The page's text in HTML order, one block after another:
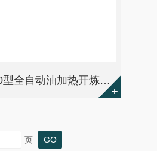
ZKLJ-300型全自动油加热开炼机（程控型）
页